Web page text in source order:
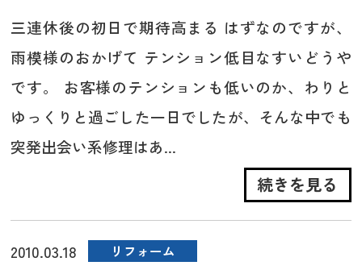
三連休後の初日で期待高まる はずなのですが、
雨模様のおかげて テンション低目なすいどうや
です。 お客様のテンションも低いのか、わりと
ゆっくりと過ごした一日でしたが、そんな中でも
突発出会い系修理はあ...
続きを見る
2010.03.18 リフォーム